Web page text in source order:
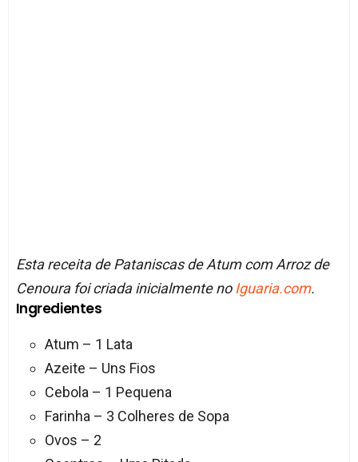
Esta receita de Pataniscas de Atum com Arroz de
Cenoura foi criada inicialmente no Iguaria.com.
Ingredientes
Atum – 1 Lata
Azeite – Uns Fios
Cebola – 1 Pequena
Farinha – 3 Colheres de Sopa
Ovos – 2